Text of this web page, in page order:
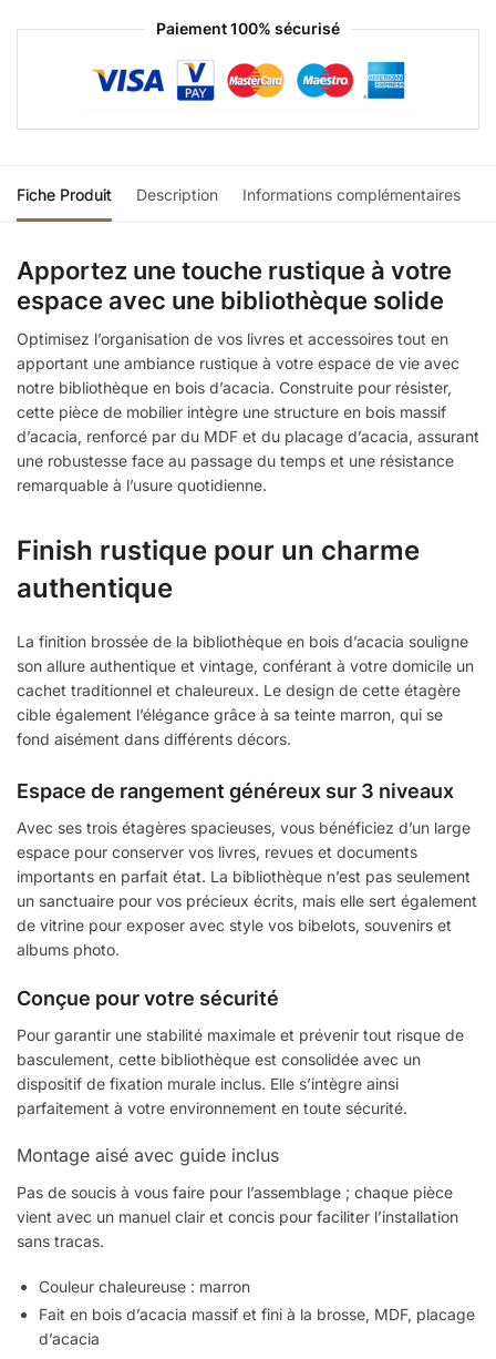
Paiement 100% sécurisé
Fiche Produit Description Informations complémentaires
Apportez une touche rustique à votre
espace avec une bibliothèque solide
Optimisez l’organisation de vos livres et accessoires tout en
apportant une ambiance rustique à votre espace de vie avec
notre bibliothèque en bois d’acacia. Construite pour résister,
cette pièce de mobilier intègre une structure en bois massif
d’acacia, renforcé par du MDF et du placage d’acacia, assurant
une robustesse face au passage du temps et une résistance
remarquable à l’usure quotidienne.
Finish rustique pour un charme
authentique
La finition brossée de la bibliothèque en bois d’acacia souligne
son allure authentique et vintage, conférant à votre domicile un
cachet traditionnel et chaleureux. Le design de cette étagère
cible également l’élégance grâce à sa teinte marron, qui se
fond aisément dans différents décors.
Espace de rangement généreux sur 3 niveaux
Avec ses trois étagères spacieuses, vous bénéficiez d’un large
espace pour conserver vos livres, revues et documents
importants en parfait état. La bibliothèque n’est pas seulement
un sanctuaire pour vos précieux écrits, mais elle sert également
de vitrine pour exposer avec style vos bibelots, souvenirs et
albums photo.
Conçue pour votre sécurité
Pour garantir une stabilité maximale et prévenir tout risque de
basculement, cette bibliothèque est consolidée avec un
dispositif de fixation murale inclus. Elle s’intègre ainsi
parfaitement à votre environnement en toute sécurité.
Montage aisé avec guide inclus
Pas de soucis à vous faire pour l’assemblage ; chaque pièce
vient avec un manuel clair et concis pour faciliter l’installation
sans tracas.
Couleur chaleureuse : marron
Fait en bois d’acacia massif et fini à la brosse, MDF, placage
d’acacia